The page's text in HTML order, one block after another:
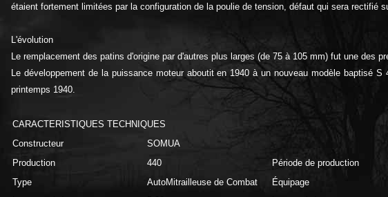
étaient fortement limitées par la configuration de la poulie de tension, défaut qui sera rectifié
L'évolution
Le remplacement des patins d'origine par d'autres plus larges (de 75 à 105 mm) fut une des
Le développement de la puissance moteur aboutit en 1940 à un nouveau modèle baptisé
printemps 1940.
CARACTERISTIQUES TECHNIQUES
Constructeur
SOMUA
Production
440 Période de production
Type
AutoMitrailleuse de Combat Équipage